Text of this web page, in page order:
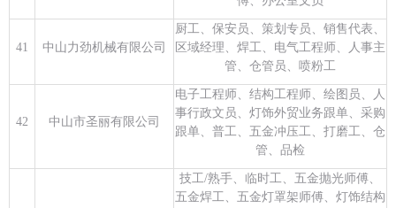
41 中山力劲机械有限公司
厨工、保安员、策划专员、销售代表、
区域经理、焊工、电气工程师、人事主
管、仓管员、喷粉工
42 中山市圣丽有限公司
电子工程师、结构工程师、绘图员、人
事行政文员、灯饰外贸业务跟单、采购
跟单、普工、五金冲压工、打磨工、仓
管、品检
技工/熟手、临时工、五金抛光师傅、
五金焊工、五金灯罩架师傅、灯饰结构